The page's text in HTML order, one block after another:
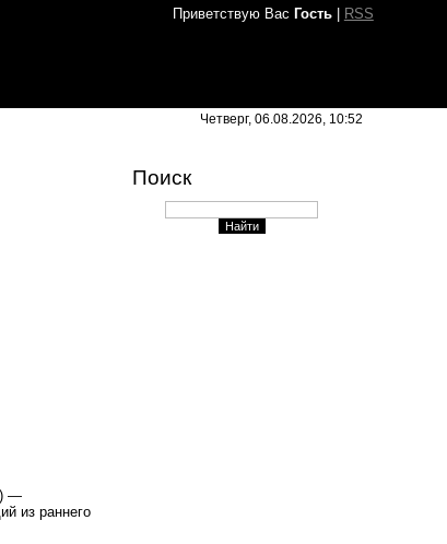
Приветствую Вас Гость| RSS
Четверг, 06.08.2026, 10:52
—
из раннего
Поиск